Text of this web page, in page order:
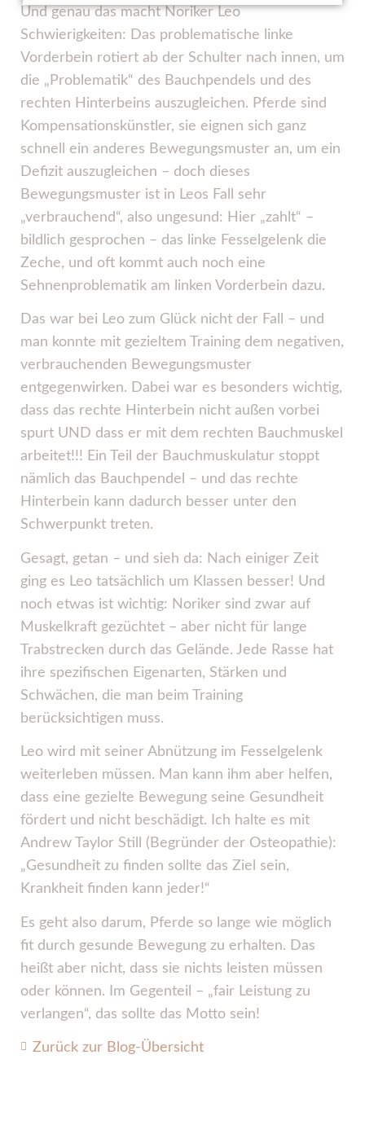
Und genau das macht Noriker Leo
Schwierigkeiten: Das problematische linke
Vorderbein rotiert ab der Schulter nach innen, um
die „Problematik“ des Bauchpendels und des
rechten Hinterbeins auszugleichen. Pferde sind
Kompensationskünstler, sie eignen sich ganz
schnell ein anderes Bewegungsmuster an, um ein
Defizit auszugleichen – doch dieses
Bewegungsmuster ist in Leos Fall sehr
„verbrauchend“, also ungesund: Hier „zahlt“ –
bildlich gesprochen – das linke Fesselgelenk die
Zeche, und oft kommt auch noch eine
Sehnenproblematik am linken Vorderbein dazu.
Das war bei Leo zum Glück nicht der Fall – und
man konnte mit gezieltem Training dem negativen,
verbrauchenden Bewegungsmuster
entgegenwirken. Dabei war es besonders wichtig,
dass das rechte Hinterbein nicht außen vorbei
spurt UND dass er mit dem rechten Bauchmuskel
arbeitet!!! Ein Teil der Bauchmuskulatur stoppt
nämlich das Bauchpendel – und das rechte
Hinterbein kann dadurch besser unter den
Schwerpunkt treten.
Gesagt, getan – und sieh da: Nach einiger Zeit
ging es Leo tatsächlich um Klassen besser! Und
noch etwas ist wichtig: Noriker sind zwar auf
Muskelkraft gezüchtet – aber nicht für lange
Trabstrecken durch das Gelände. Jede Rasse hat
ihre spezifischen Eigenarten, Stärken und
Schwächen, die man beim Training
berücksichtigen muss.
Leo wird mit seiner Abnützung im Fesselgelenk
weiterleben müssen. Man kann ihm aber helfen,
dass eine gezielte Bewegung seine Gesundheit
fördert und nicht beschädigt. Ich halte es mit
Andrew Taylor Still (Begründer der Osteopathie):
„Gesundheit zu finden sollte das Ziel sein,
Krankheit finden kann jeder!“
Es geht also darum, Pferde so lange wie möglich
fit durch gesunde Bewegung zu erhalten. Das
heißt aber nicht, dass sie nichts leisten müssen
oder können. Im Gegenteil – „fair Leistung zu
verlangen“, das sollte das Motto sein!
Zurück zur Blog-Übersicht